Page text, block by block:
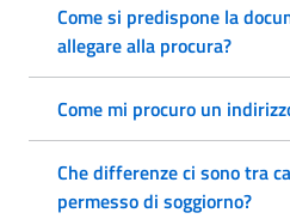
Come si predispone la
allegare alla procura?
Come mi procuro un
Che differenze ci sono tra
permesso di soggiorno?